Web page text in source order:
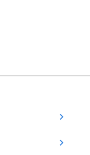
ansehen.
kostenlos